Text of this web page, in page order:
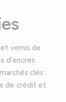
vernis de
d'encres
clés :
de crédit et